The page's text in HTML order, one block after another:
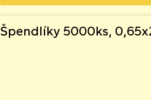
Špendlíky 5000ks,